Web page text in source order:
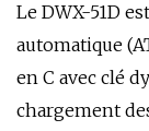
Le DWX-51D
automatique
en C avec clé
chargement